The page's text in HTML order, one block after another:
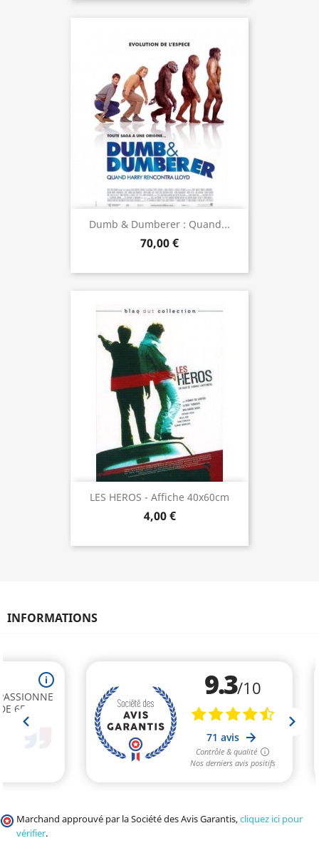
Dumb & Dumberer : Quand...
70,00 €
LES HEROS - Affiche 40x60cm
4,00 €
INFORMATIONS
Marchand approuvé par la Société des Avis Garantis,cliquez ici pour
vérifier.